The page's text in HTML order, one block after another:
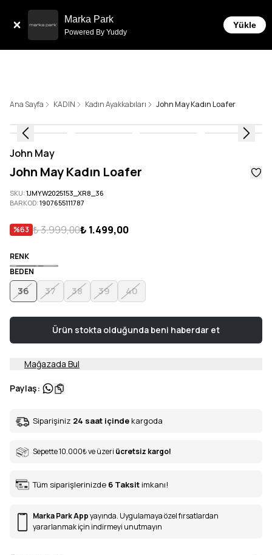
Marka Park
Powered By Yuddy
Yükle
Tüm Siparişlerde 6 Taksit İmkanı!
Ana Sayfa KADIN Kadın Ayakkabıları John May Kadın Loafer
John May
John May Kadın Loafer
SKU:1JMYW2025153_XR8_36
BARKOD:1907655111787
%63 ₺ 3.999,00₺ 1.499,00
RENK
BEDEN
36 37 38 39 40
Ürün stokta olduğunda beni haberdar et
Mağazada Bul
Paylaş:
Siparişiniz 24 saat içinde kargoda
Sepette 10.000₺ve üzeri ücretsiz kargo!
Tüm siparişlerinizde 6 Taksit imkanı!
Marka Park Appyayında. Uygulamaya özel fırsatlardan
yararlanmak için indirmeyi unutmayın